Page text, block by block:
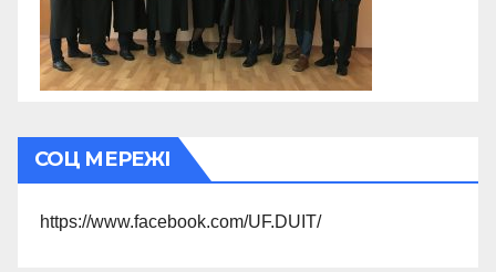
СОЦ МЕРЕЖІ
https://www.facebook.com/UF.DUIT/